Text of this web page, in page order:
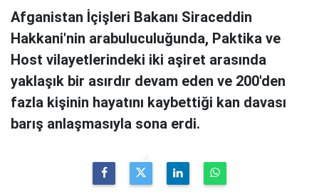
Afganistan İçişleri Bakanı Siraceddin
Hakkani'nin arabuluculuğunda, Paktika ve
Host vilayetlerindeki iki aşiret arasında
yaklaşık bir asırdır devam eden ve 200'den
fazla kişinin hayatını kaybettiği kan davası
barış anlaşmasıyla sona erdi.